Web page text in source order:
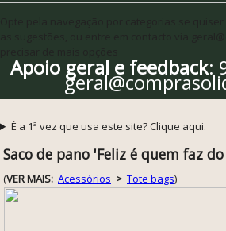
Apoio geral e feedback:
É a 1ª vez que usa este site? Clique aqui.
Saco de pano 'Feliz é quem faz
(VER MAIS: Acessórios > Tote bags)